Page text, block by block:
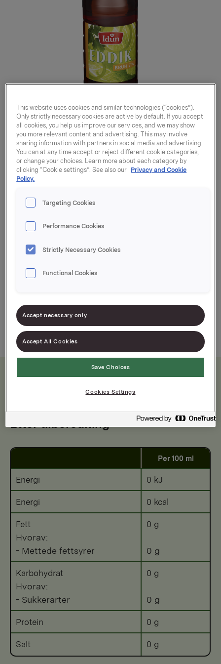
Eddik 7% Brun 0,6l
Varenummer: 07039010080729
Idun Eddik Brun er en god smakstilsetter til
velegnet til sylting.
Næringsinnhold
Etter tilberedning
Per 100 ml
Energi 0 kJ
Energi 0 kcal
Fett
Hvorav:
- Mettede fettsyrer
0 g
0 g
Karbohydrat
Hvorav:
- Sukkerarter
0 g
0 g
Protein 0 g
Salt 0 g
This website uses cookies and similar technologies (“cookies”).
Only strictly necessary cookies are active by default. If you accept
all cookies, you help us improve our services, and we may show
you more relevant content and advertising. This may involve
sharing information with partners in social media and advertising.
You can at any time accept or reject different cookie categories,
or change your choices. Learn more about each category by
clicking “Cookie settings”. See also our Privacy and Cookie
Policy.
Targeting Cookies
Performance Cookies
Strictly Necessary Cookies
Functional Cookies
Accept necessary only
Accept All Cookies
Save Choices
Cookies Settings